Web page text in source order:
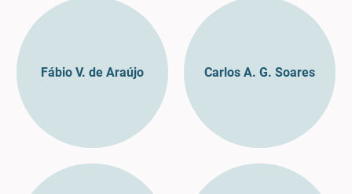
Fábio V. de Araújo Carlos A. G. Soares